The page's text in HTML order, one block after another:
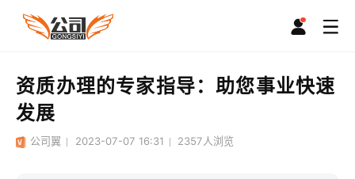
资质办理的专家指导：助您事业快速
发展
公司翼 2023-07-07 16:31 2357人浏览